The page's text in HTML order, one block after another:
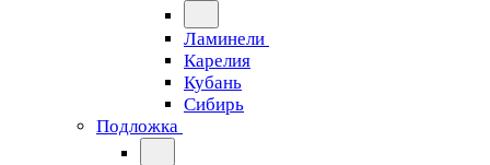
Ламинели
Карелия
Кубань
Сибирь
Подложка